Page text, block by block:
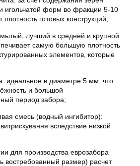
игольчатой форм во фракции 5-10
готовых конструкций;
лучший в средней и крупной
самую большую плотность
элементов, которые
идеальное в диаметре 5 мм, что
и большой
период забора;
смесь (водный ингибитор):
вследствие низкой
для производства еврозабора
востребованный размер) расчет